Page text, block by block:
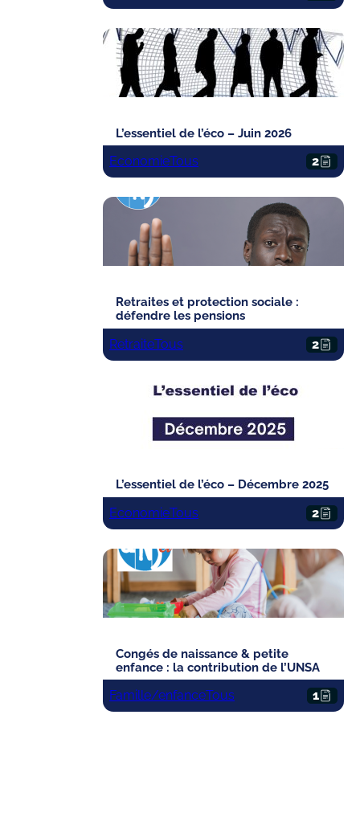
L’essentiel de l’éco – Juin 2026
EconomieTous 2
Retraites et protection sociale :
défendre les pensions
RetraiteTous 2
L’essentiel de l’éco – Décembre 2025
EconomieTous 2
Congés de naissance & petite
enfance : la contribution de l’UNSA
Famille/enfanceTous 1